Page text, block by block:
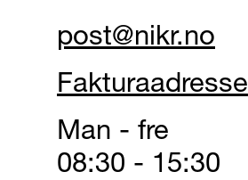
post@nikr.no
Fakturaadresse
Man - fre
08:30 - 15:30